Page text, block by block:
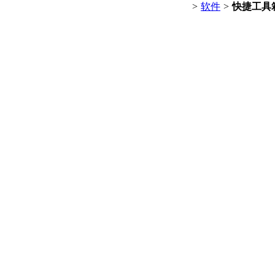
> 软件 > 快捷工具